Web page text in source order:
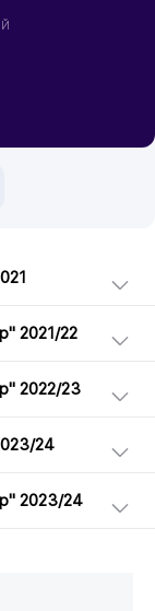
2021/22
2022/23
24
2023/24